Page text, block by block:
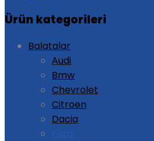
Ürün kategorileri
Balatalar
Audi
Bmw
Chevrolet
Citroen
Dacia